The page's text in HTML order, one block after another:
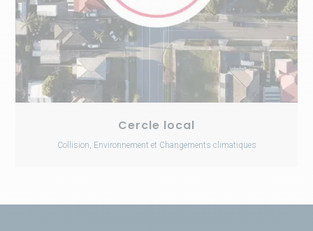
Cercle local
Collision, Environnement et Changements climatiques